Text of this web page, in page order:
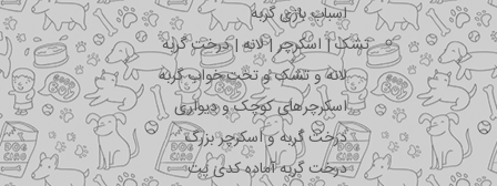
اسباب بازی گربه
تشک | اسکرچر | لانه | درخت گربه
لانه و تشک و تخت خواب گربه
اسکرچرهای کوچک و دیواری
درخت گربه و اسکرچر بزرگ
درخت گربه آماده کدی پت